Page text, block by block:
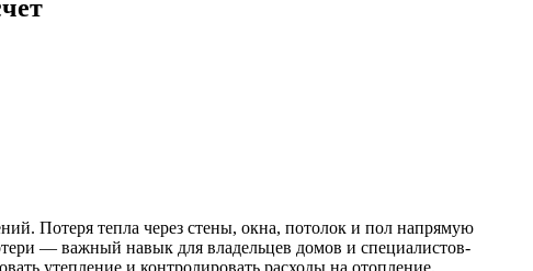
Потеря тепла через стены, окна, потолок и пол напрямую
— важный навык для владельцев домов и специалистов-
утепление и контролировать расходы на отопление.